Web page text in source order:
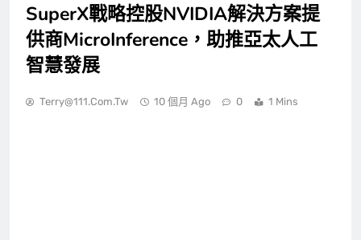
SuperX戰略控股NVIDIA解決方案提
供商MicroInference，助推亞太人工
智慧發展
Terry@111.com.tw 10 個月 Ago 0 1 Mins